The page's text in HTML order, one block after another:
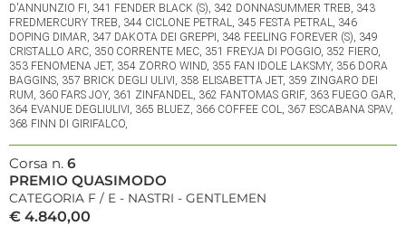
D'ANNUNZIO FI, 341 FENDER BLACK (S), 342 DONNASUMMER TREB, 343
FREDMERCURY TREB, 344 CICLONE PETRAL, 345 FESTA PETRAL, 346
DOPING DIMAR, 347 DAKOTA DEI GREPPI, 348 FEELING FOREVER (S), 349
CRISTALLO ARC, 350 CORRENTE MEC, 351 FREYJA DI POGGIO, 352 FIERO,
353 FENOMENA JET, 354 ZORRO WIND, 355 FAN IDOLE LAKSMY, 356 DORA
BAGGINS, 357 BRICK DEGLI ULIVI, 358 ELISABETTA JET, 359 ZINGARO DEI
RUM, 360 FARS JOY, 361 ZINFANDEL, 362 FANTOMAS GRIF, 363 FUEGO GAR,
364 EVANUE DEGLIULIVI, 365 BLUEZ, 366 COFFEE COL, 367 ESCABANA SPAV,
368 FINN DI GIRIFALCO,
Corsa n. 6
PREMIO QUASIMODO
CATEGORIA F / E - NASTRI - GENTLEMEN
€ 4.840,00